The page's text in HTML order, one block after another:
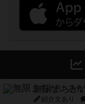
無限まちが
紹介文あり